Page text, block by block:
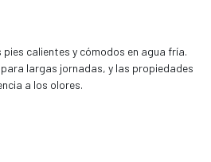
calientes y cómodos en agua fría.
largas jornadas, y las propiedades
a los olores.